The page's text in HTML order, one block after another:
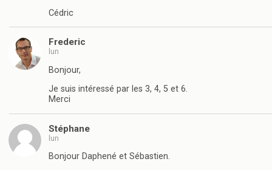
Cédric
Frederic
lun
Bonjour,
Je suis intéressé par les 3, 4, 5 et 6.
Merci
Stéphane
lun
Bonjour Daphené et Sébastien.